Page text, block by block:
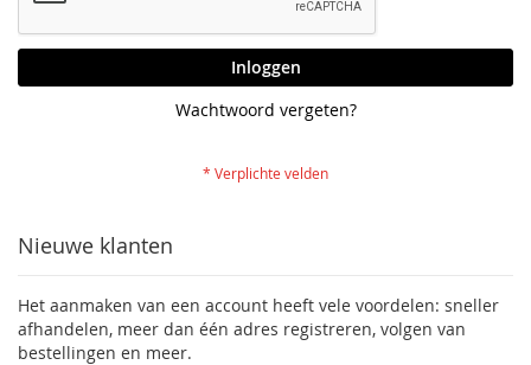
Inloggen
Wachtwoord vergeten?
Nieuwe klanten
Het aanmaken van een account heeft vele voordelen: sneller
afhandelen, meer dan één adres registreren, volgen van
bestellingen en meer.